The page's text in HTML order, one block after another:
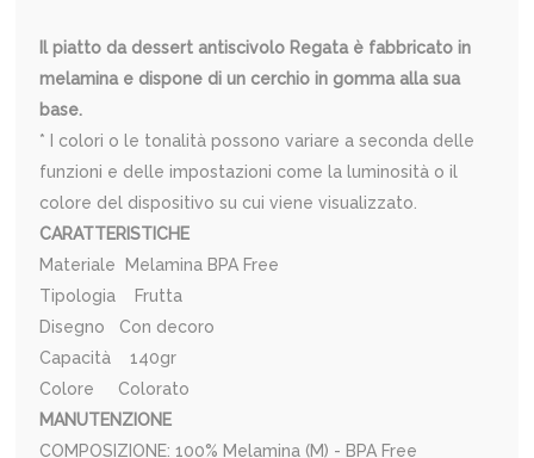
Il piatto da dessert antiscivolo Regata è fabbricato in
melamina e dispone di un cerchio in gomma alla sua
base.
* I colori o le tonalità possono variare a seconda delle
funzioni e delle impostazioni come la luminosità o il
colore del dispositivo su cui viene visualizzato.
CARATTERISTICHE
Materiale Melamina BPA Free
Tipologia Frutta
Disegno Con decoro
Capacità 140gr
Colore Colorato
MANUTENZIONE
COMPOSIZIONE: 100% Melamina (M) - BPA Free